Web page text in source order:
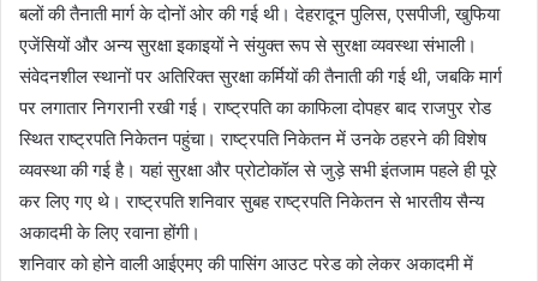
बलों की तैनाती मार्ग के दोनों ओर की गई थी। देहरादून पुलिस, एसपीजी, खुफिया
एजेंसियों और अन्य सुरक्षा इकाइयों ने संयुक्त रूप से सुरक्षा व्यवस्था संभाली।
संवेदनशील स्थानों पर अतिरिक्त सुरक्षा कर्मियों की तैनाती की गई थी, जबकि मार्ग
पर लगातार निगरानी रखी गई। राष्ट्रपति का काफिला दोपहर बाद राजपुर रोड
स्थित राष्ट्रपति निकेतन पहुंचा। राष्ट्रपति निकेतन में उनके ठहरने की विशेष
व्यवस्था की गई है। यहां सुरक्षा और प्रोटोकॉल से जुड़े सभी इंतजाम पहले ही पूरे
कर लिए गए थे। राष्ट्रपति शनिवार सुबह राष्ट्रपति निकेतन से भारतीय सैन्य
अकादमी के लिए रवाना होंगी।
शनिवार को होने वाली आईएमए की पासिंग आउट परेड को लेकर अकादमी में